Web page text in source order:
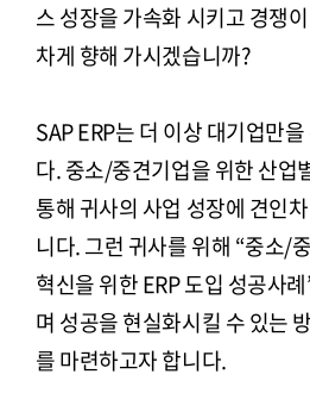
스 성장을 가속화 시키고 경쟁
차게 향해 가시겠습니까?
SAP ERP는 더 이상 대기업만
다. 중소/중견기업을 위한 산업
통해 귀사의 사업 성장에 견인
니다. 그런 귀사를 위해 “중소/
혁신을 위한 ERP 도입 성공사
며 성공을 현실화시킬 수 있는
를 마련하고자 합니다.